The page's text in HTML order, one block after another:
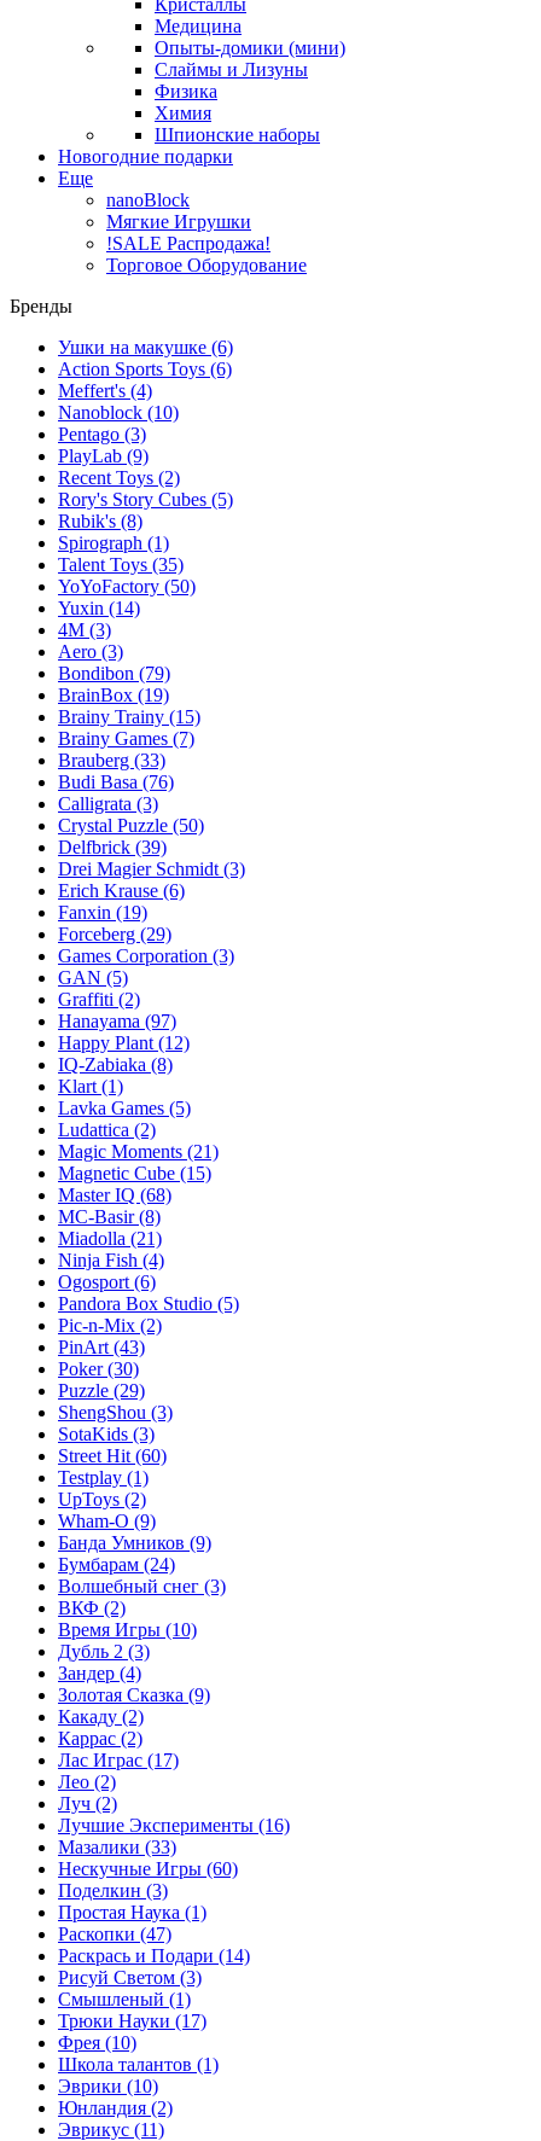
Кристаллы
Медицина
Опыты-домики (мини)
Слаймы и Лизуны
Физика
Химия
Шпионские наборы
Новогодние подарки
Еще
nanoBlock
Мягкие Игрушки
!SALE Распродажа!
Торговое Оборудование
Бренды
Ушки на макушке (6)
Action Sports Toys (6)
Meffert's (4)
Nanoblock (10)
Pentago (3)
PlayLab (9)
Recent Toys (2)
Rory's Story Cubes (5)
Rubik's (8)
Spirograph (1)
Talent Toys (35)
YoYoFactory (50)
Yuxin (14)
4M (3)
Aero (3)
Bondibon (79)
BrainBox (19)
Brainy Trainy (15)
Brainy Games (7)
Brauberg (33)
Budi Basa (76)
Calligrata (3)
Crystal Puzzle (50)
Delfbrick (39)
Drei Magier Schmidt (3)
Erich Krause (6)
Fanxin (19)
Forceberg (29)
Games Corporation (3)
GAN (5)
Graffiti (2)
Hanayama (97)
Happy Plant (12)
IQ-Zabiaka (8)
Klart (1)
Lavka Games (5)
Ludattica (2)
Magic Moments (21)
Magnetic Cube (15)
Master IQ (68)
MC-Basir(8)
Miadolla (21)
Ninja Fish (4)
Ogosport (6)
Pandora Box Studio (5)
Pic-n-Mix (2)
PinArt (43)
Poker(30)
Puzzle (29)
ShengShou (3)
SotaKids (3)
Street Hit (60)
Testplay (1)
UpToys (2)
Wham-O (9)
Банда Умников (9)
Бумбарам (24)
Волшебный снег (3)
ВКФ (2)
Время Игры (10)
Дубль 2 (3)
Зандер (4)
Золотая Сказка (9)
Какаду (2)
Каррас (2)
Лас Играс (17)
Лео (2)
Луч (2)
Лучшие Эксперименты (16)
Мазалики (33)
Нескучные Игры (60)
Поделкин (3)
Простая Наука (1)
Раскопки (47)
Раскрась и Подари (14)
Рисуй Светом (3)
Смышленый (1)
Трюки Науки (17)
Фрея (10)
Школа талантов (1)
Эврики (10)
Юнландия (2)
Эврикус (11)